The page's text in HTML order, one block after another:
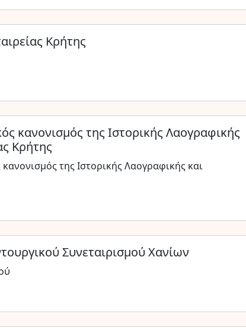
Κρήτης
κανονισμός της Ιστορικής Λαογραφικής
Κρήτης
της Ιστορικής Λαογραφικής και
Συνεταιρισμού Χανίων